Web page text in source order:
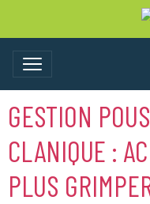
GESTION
CLANIQUE :
PLUS